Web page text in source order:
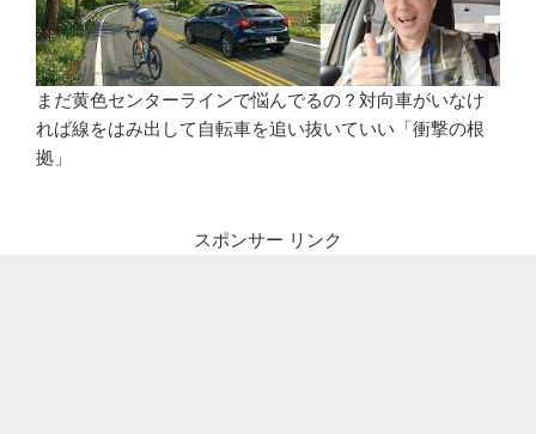
まだ黄色センターラインで悩んでるの？対向車がいなけ
れば線をはみ出して自転車を追い抜いていい「衝撃の根
拠」
スポンサー リンク